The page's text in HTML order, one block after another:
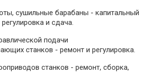
сушильные барабаны - капитальный
и сдача.
подачи
станков - ремонт и регулировка.
станков - ремонт, сборка,